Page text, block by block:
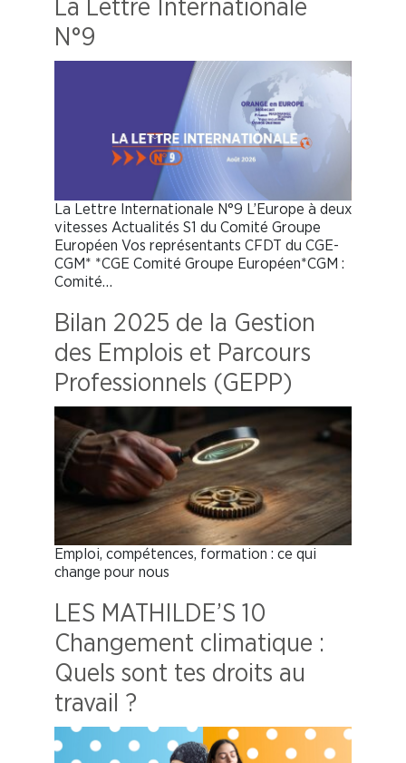
La Lettre Internationale
N°9
La Lettre Internationale N°9 L’Europe à deux
vitesses Actualités S1 du Comité Groupe
Européen Vos représentants CFDT du CGE-
CGM* *CGE Comité Groupe Européen*CGM :
Comité…
Bilan 2025 de la Gestion
des Emplois et Parcours
Professionnels (GEPP)
Emploi, compétences, formation : ce qui
change pour nous
LES MATHILDE’S 10
Changement climatique :
Quels sont tes droits au
travail ?